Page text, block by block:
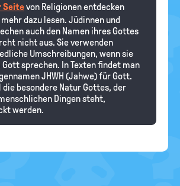
Seitevon Religionen entdecken
dazu lesen. Jüdinnen und
auch den Namen ihres Gottes
nicht aus. Sie verwenden
Umschreibungen, wenn sie
sprechen. In Texten findet man
JHWH (Jahwe) für Gott.
die besondere Natur Gottes, der
Dingen steht,
werden.